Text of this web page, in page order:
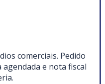
comerciais. Pedido
e nota fiscal